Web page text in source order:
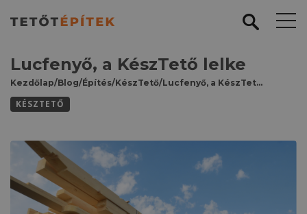
Lucfenyő, a KészTető lelke
Kezdőlap/Blog/Építés/KészTető/ Lucfenyő, a KészTető lelke
KÉSZTETŐ